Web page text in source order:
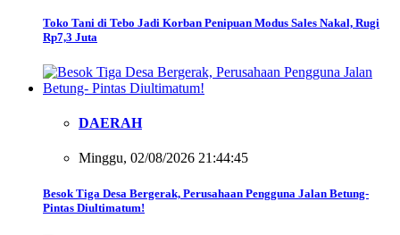
Toko Tani di Tebo Jadi Korban Penipuan Modus Sales Nakal, Rugi
Rp7,3 Juta
DAERAH
Minggu, 02/08/2026 21:44:45
Besok Tiga Desa Bergerak, Perusahaan Pengguna Jalan Betung-
Pintas Diultimatum!